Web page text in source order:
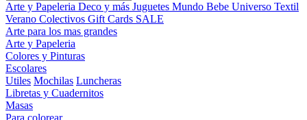
Arte y Papeleria Deco y más Juguetes Mundo Bebe Universo Textil
Verano Colectivos Gift Cards SALE
Arte para los mas grandes
Arte y Papeleria
Colores y Pinturas
Escolares
Utiles Mochilas Luncheras
Libretas y Cuadernitos
Masas
Para colorear